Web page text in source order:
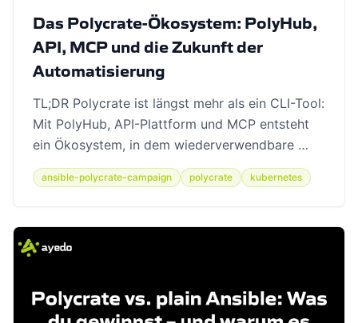
Das Polycrate-Ökosystem: PolyHub,
API, MCP und die Zukunft der
Automatisierung
TL;DR Polycrate ist längst mehr als ein CLI-Tool:
Mit PolyHub, API-Plattform und MCP entsteht
ein Ökosystem, in dem wiederverwendbare …
ansible-polycrate-campaign polycrate kubernetes